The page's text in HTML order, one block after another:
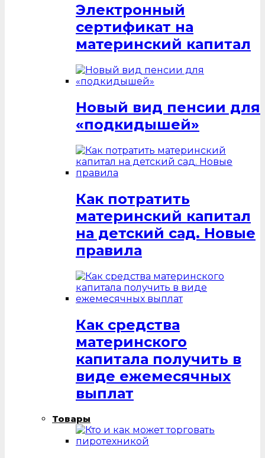
Электронный
сертификат на
материнский капитал
Новый вид пенсии для
«подкидышей»
Как потратить
материнский капитал
на детский сад. Новые
правила
Как средства
материнского
капитала получить в
виде ежемесячных
выплат
Товары